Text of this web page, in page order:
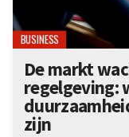
BUSINESS
De markt
regelgeving:
zijn